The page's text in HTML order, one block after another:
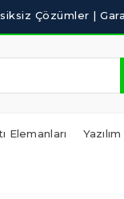
Elemanları